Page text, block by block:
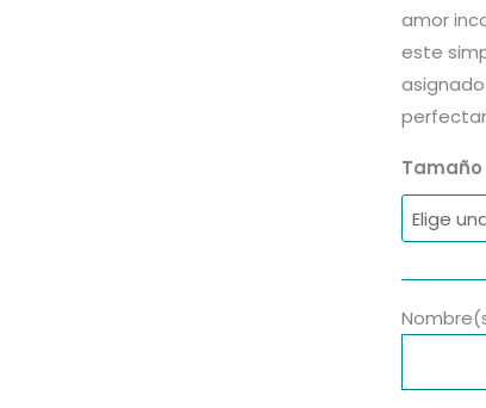
amor
este
Tamaño